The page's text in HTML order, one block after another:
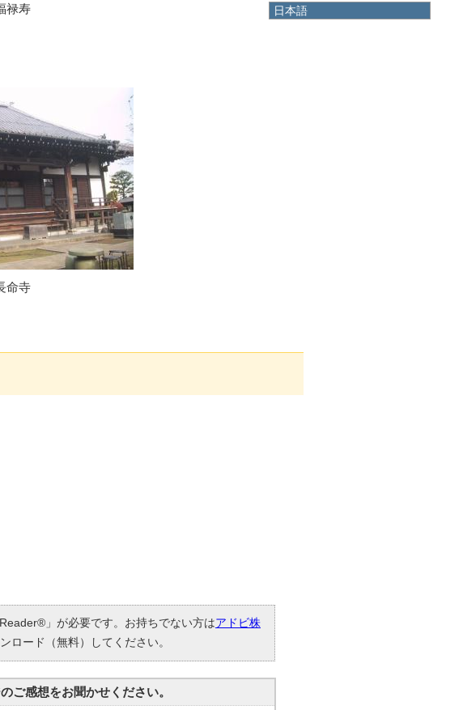
日本語
禄寿
命寺
」が必要です。お持ちでない方はアドビ株
ロード（無料）してください。
ご感想をお聞かせください。